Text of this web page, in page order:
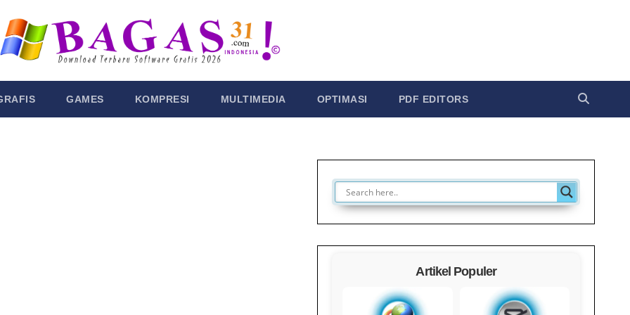
GAMES KOMPRESI MULTIMEDIA OPTIMASI PDF EDITORS
Artikel Populer